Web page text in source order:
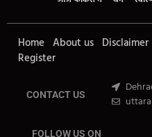
Home About us Disclaimer
Register
CONTACT US
FOLLOW US ON